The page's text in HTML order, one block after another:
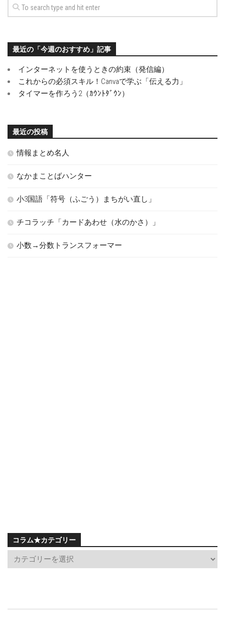
最近の「今週のおすすめ」記事
インターネットを使うときの約束（発信編）
これからの必須スキル！Canvaで学ぶ「伝える力」
タイマーを作ろう2（ｶｳﾝﾄﾀﾞｳﾝ）
最近の投稿
情報まとめ名人
なかまことばハンター
小3国語「符号（ふごう）まちがい直し」
チコラッチ「カードあわせ（水のかさ）」
小数→分数トランスフォーマー
コラム★カテゴリー